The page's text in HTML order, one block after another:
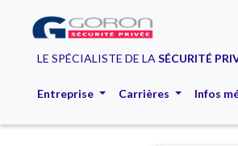
LE SPÉCIALISTE DE LA SÉCURITÉ
Entreprise Carrières Infos